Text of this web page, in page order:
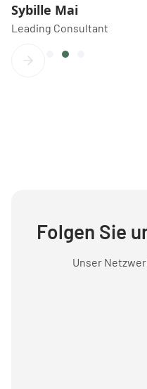
Sybille Mai
Leading Consultant
Folgen Sie
Unser